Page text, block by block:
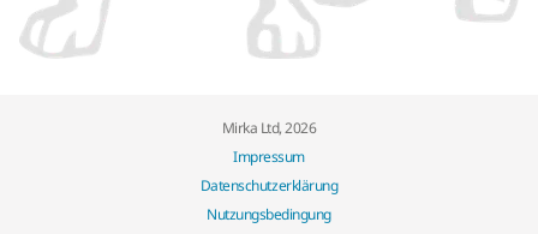
Mirka Ltd, 2026
Impressum
Datenschutzerklärung
Nutzungsbedingung